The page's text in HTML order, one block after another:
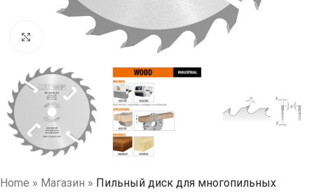
Нажмите, чтобы увеличить
Home » Магазин » Пильный диск для многопильных